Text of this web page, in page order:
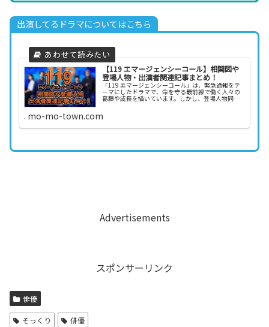
出演してるドラマについてはこちら
【119 エマージェンシーコール】相関図や
登場人物・出演者関連記事まとめ！
「119 エマージェンシーコール」は、緊急通報をテ
ーマにしたドラマで、命を守る最前線で働く人々の
葛藤や成長を描いています。しかし、登場人物同士
の複雑な人間関係やそれぞれが抱える過去など、た
です。...
mo-mo-town.com
Advertisements
スポンサーリンク
俳優
そっくり 俳優